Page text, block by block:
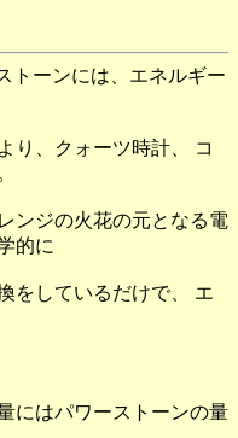
トーンには、エネルギー
り、クォーツ時計、 コ
ンジの火花の元となる電
的に
をしているだけで、 エ
にはパワーストーンの量